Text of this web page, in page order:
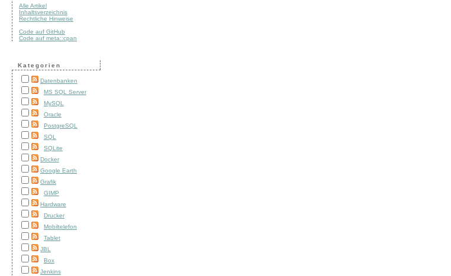
Alle Artikel
Inhaltsverzeichnis
Rechtliche Hinweise
Code auf GitHub
Code auf meta::cpan
Kategorien
Datenbanken
MS SQL Server
MySQL
Oracle
PostgreSQL
SQL
SQLite
Docker
Google Earth
Grafik
GIMP
Hardware
Drucker
Mobiltelefon
Tablet
JBL
Box
Jenkins